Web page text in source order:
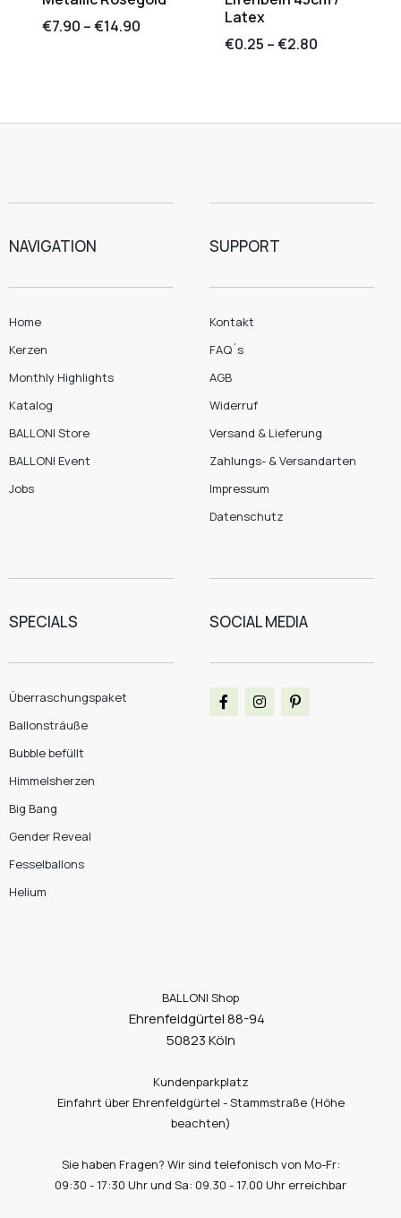
€7.90 –€14.90
Latex
€0.25 –€2.80
NAVIGATION
Home
Kerzen
Monthly Highlights
Katalog
BALLONI Store
BALLONI Event
Jobs
SUPPORT
Kontakt
FAQ´s
AGB
Widerruf
Versand & Lieferung
Zahlungs- & Versandarten
Impressum
Datenschutz
SPECIALS
Überraschungspaket
Ballonsträuße
Bubble befüllt
Himmelsherzen
Big Bang
Gender Reveal
Fesselballons
Helium
SOCIAL MEDIA
BALLONI Shop
Ehrenfeldgürtel 88-94
50823 Köln
Kundenparkplatz
Einfahrt über Ehrenfeldgürtel - Stammstraße (Höhe
beachten)
Sie haben Fragen? Wir sind telefonisch von Mo-Fr:
09:30 - 17:30 Uhr und Sa: 09.30 - 17.00 Uhr erreichbar